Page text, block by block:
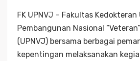
FK UPNVJ – Fakultas
Pembangunan Nasional
(UPNVJ) bersama berbagai
kepentingan melaksanakan